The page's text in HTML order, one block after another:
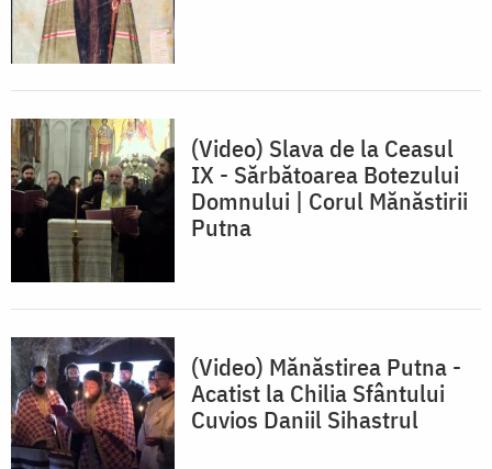
(Video) Slava de la Ceasul
IX - Sărbătoarea Botezului
Domnului | Corul Mănăstirii
Putna
(Video) Mănăstirea Putna -
Acatist la Chilia Sfântului
Cuvios Daniil Sihastrul